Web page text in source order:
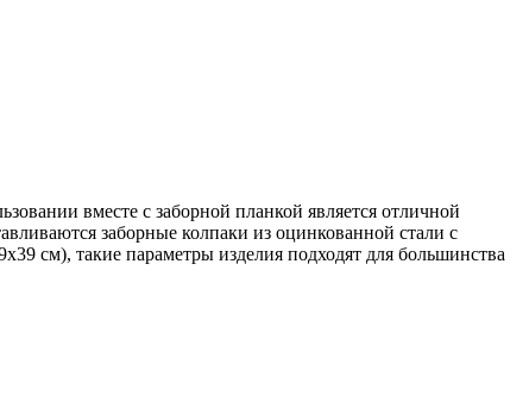
вместе с заборной планкой является отличной
заборные колпаки из оцинкованной стали с
см), такие параметры изделия подходят для большинства